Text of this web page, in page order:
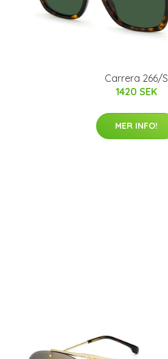
Carrera 266/S
1420 SEK
MER INFO!